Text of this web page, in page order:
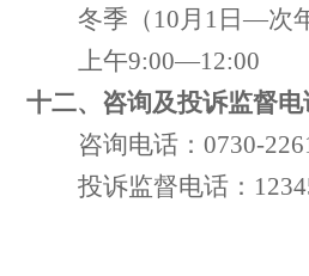
冬季（ 10月1日—次
上午9:00—12:00
十二、咨询及投诉监督电
咨询电话： 0730-
投诉监督电话：